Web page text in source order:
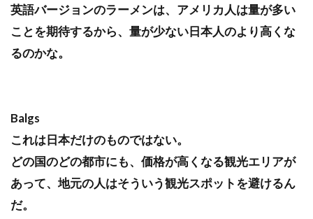
英語バージョンのラーメンは、アメリカ人は量が多い
ことを期待するから、量が少ない日本人のより高くな
るのかな。
Balgs
これは日本だけのものではない。
どの国のどの都市にも、価格が高くなる観光エリアが
あって、地元の人はそういう観光スポットを避けるん
だ。